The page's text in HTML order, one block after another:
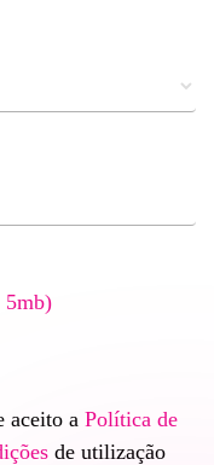
5mb)
aceito a Política de
de utilização